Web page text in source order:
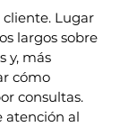
cliente. Lugar
largos sobre
y, más
cómo
consultas.
atención al